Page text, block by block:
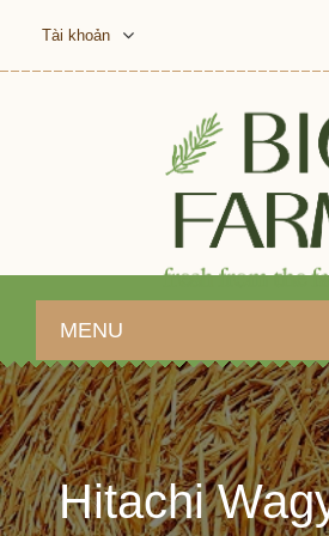
Tài khoản
MENU
Hitachi Wagyu Nhật